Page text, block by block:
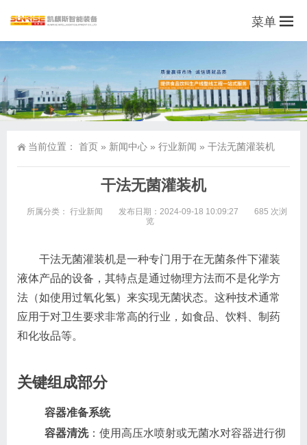
菜单
当前位置： 首页 » 新闻中心 » 行业新闻 » 干法无菌灌装机
干法无菌灌装机
所属分类： 行业新闻 发布日期：2024-09-18 10:09:27
685 次浏
览
干法无菌灌装机是一种专门用于在无菌条件下灌装
液体产品的设备，其特点是通过物理方法而不是化学方
法（如使用过氧化氢）来实现无菌状态。这种技术通常
应用于对卫生要求非常高的行业，如食品、饮料、制药
和化妆品等。
关键组成部分
容器准备系统
容器清洗：使用高压水喷射或无菌水对容器进行彻